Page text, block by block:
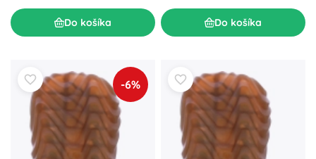
Do košíka Do košíka
-6%